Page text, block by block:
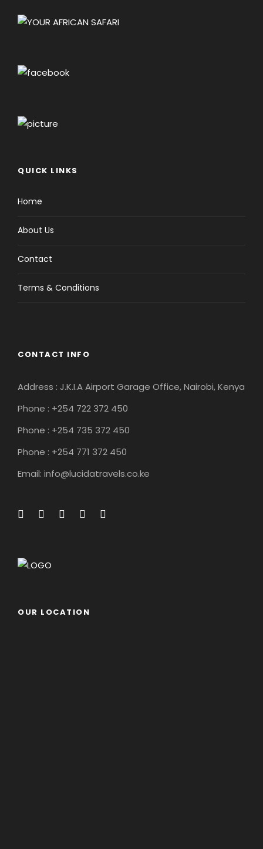
QUICK LINKS
Home
About Us
Contact
Terms & Conditions
CONTACT INFO
Address : J.K.I.A Airport Garage Office, Nairobi, Kenya
Phone : +254 722 372 450
Phone : +254 735 372 450
Phone : +254 771 372 450
Email: info@lucidatravels.co.ke
OUR LOCATION